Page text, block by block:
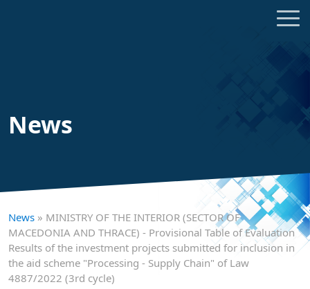
News
News » MINISTRY OF THE INTERIOR (SECTOR OF
MACEDONIA AND THRACE) - Provisional Table of Evaluation
Results of the investment projects submitted for inclusion in
the aid scheme "Processing - Supply Chain" of Law
4887/2022 (3rd cycle)